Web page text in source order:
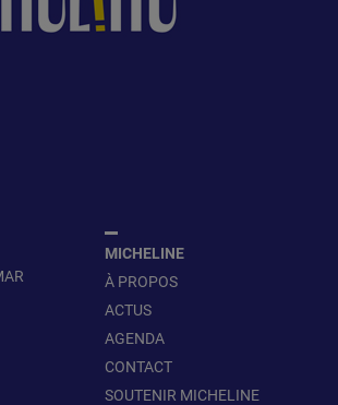
MICHELINE
À PROPOS
ACTUS
AGENDA
CONTACT
SOUTENIR MICHELINE